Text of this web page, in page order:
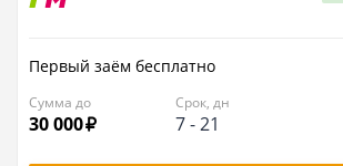
Первый заём бесплатно
Сумма до
30 000
Срок, дн
7-21